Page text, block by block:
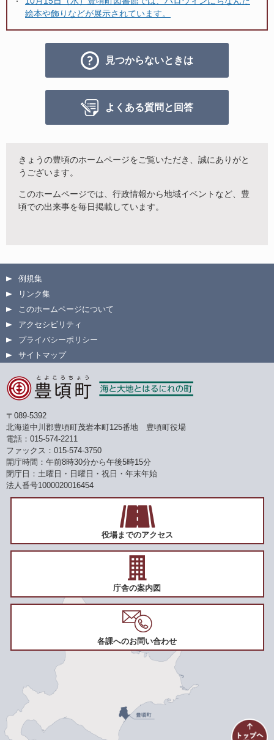
絵本や飾りなどが展示されています。
見つからないときは
よくある質問と回答
きょうの豊頃のホームページをご覧いただき、誠にありがと
うございます。
このホームページでは、行政情報から地域イベントなど、豊
頃での出来事を毎日掲載しています。
例規集
リンク集
このホームページについて
アクセシビリティ
プライバシーポリシー
サイトマップ
〒089-5392
北海道中川郡豊頃町茂岩本町125番地 豊頃町役場
電話：015-574-2211
ファックス：015-574-3750
開庁時間：午前8時30分から午後5時15分
閉庁日：土曜日・日曜日・祝日・年末年始
法人番号1000020016454
役場までのアクセス
庁舎の案内図
各課へのお問い合わせ